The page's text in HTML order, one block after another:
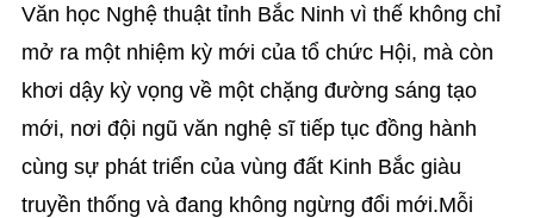
Văn học Nghệ thuật tỉnh Bắc Ninh vì thế không chỉ
mở ra một nhiệm kỳ mới của tổ chức Hội, mà còn
khơi dậy kỳ vọng về một chặng đường sáng tạo
mới, nơi đội ngũ văn nghệ sĩ tiếp tục đồng hành
cùng sự phát triển của vùng đất Kinh Bắc giàu
truyền thống và đang không ngừng đổi mới.Mỗi